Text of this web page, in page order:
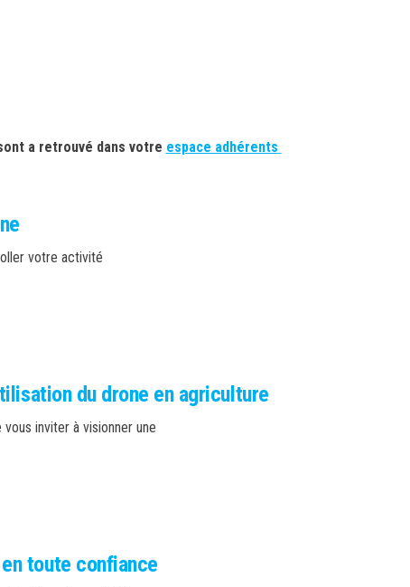
a retrouvé dans votre espace adhérents
votre activité
du drone en agriculture
inviter à visionner une
toute confiance